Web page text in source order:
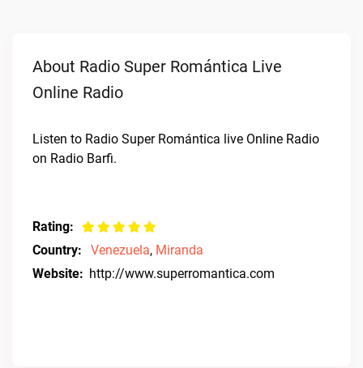
About Radio Super Romántica Live
Online Radio
Listen to Radio Super Romántica live Online Radio
on Radio Barfi.
Rating:
Country:
Venezuela, Miranda
Website: http://www.superromantica.com